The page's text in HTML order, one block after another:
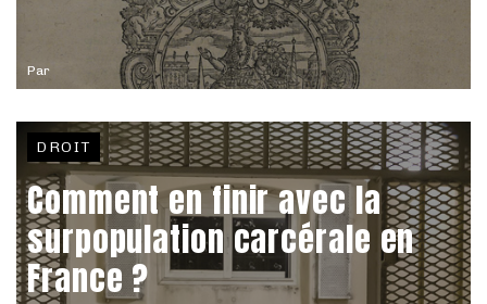
Par
DROIT
Comment en finir avec la
surpopulation carcérale en
France ?